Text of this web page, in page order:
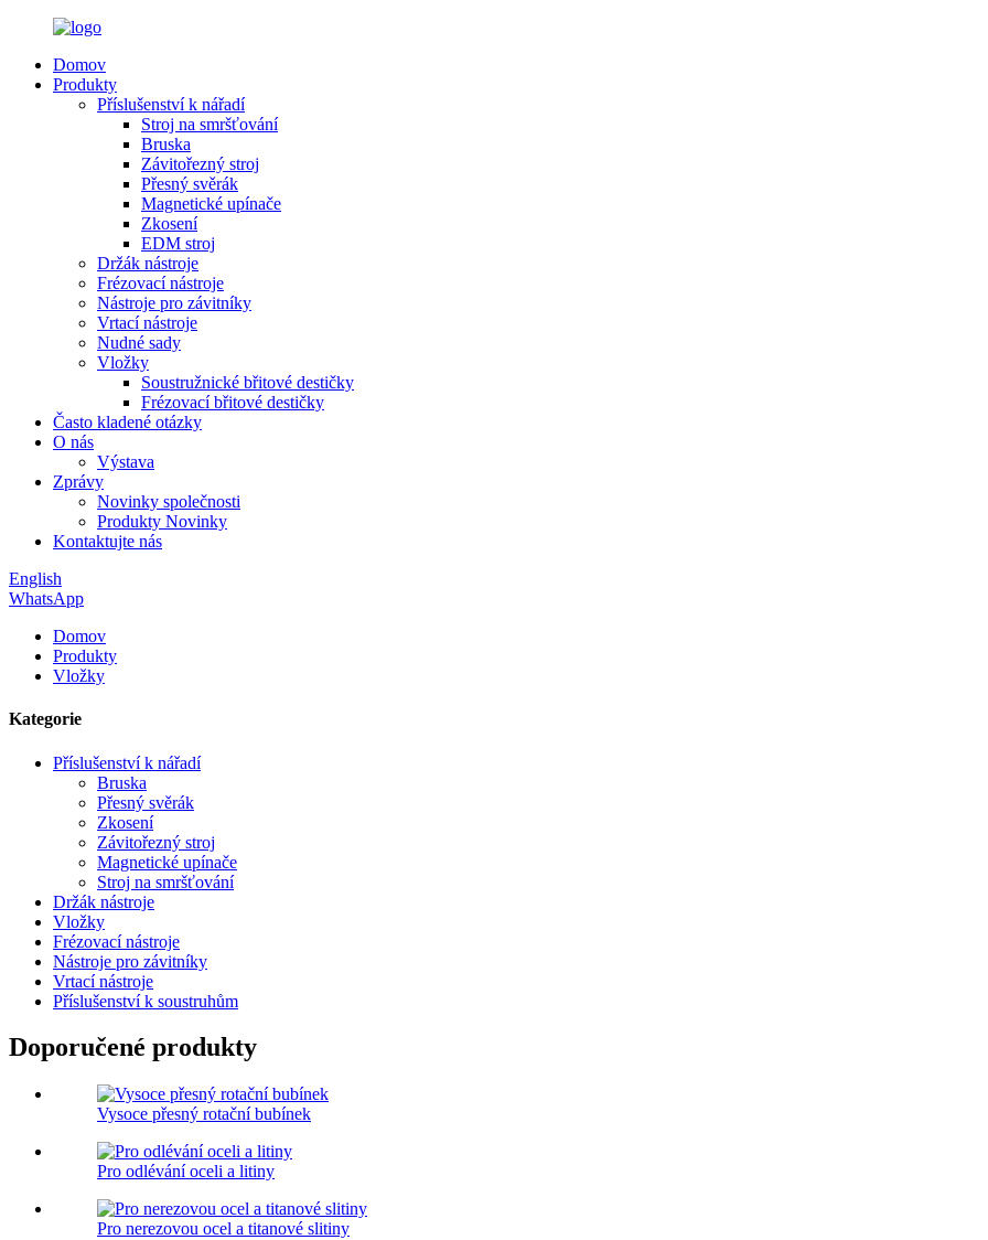
Domov
Produkty
Příslušenství k nářadí
Stroj na smršťování
Bruska
Závitořezný stroj
Přesný svěrák
Magnetické upínače
Zkosení
EDM stroj
Držák nástroje
Frézovací nástroje
Nástroje pro závitníky
Vrtací nástroje
Nudné sady
Vložky
Soustružnické břitové destičky
Frézovací břitové destičky
Často kladené otázky
O nás
Výstava
Zprávy
Novinky společnosti
Produkty Novinky
Kontaktujte nás
English
WhatsApp
Domov
Produkty
Vložky
Kategorie
Příslušenství k nářadí
Bruska
Přesný svěrák
Zkosení
Závitořezný stroj
Magnetické upínače
Stroj na smršťování
Držák nástroje
Vložky
Frézovací nástroje
Nástroje pro závitníky
Vrtací nástroje
Příslušenství k soustruhům
Doporučené produkty
Vysoce přesný rotační bubínek
Pro odlévání oceli a litiny
Pro nerezovou ocel a titanové slitiny